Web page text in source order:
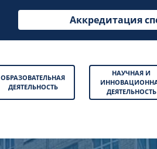
Аккредитация
ОБРАЗОВАТЕЛЬНАЯ
ДЕЯТЕЛЬНОСТЬ
НАУЧНАЯ И
ДЕЯТЕЛЬНОСТЬ